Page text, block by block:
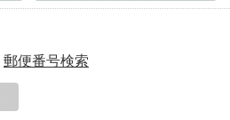
sienta
郵便番号検索